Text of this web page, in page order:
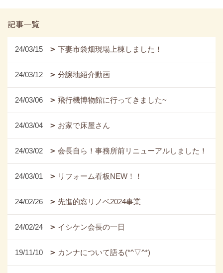
記事一覧
24/03/15 下妻市袋畑現場上棟しました！
24/03/12 分譲地紹介動画
24/03/06 飛行機博物館に行ってきました~
24/03/04 お家で床屋さん
24/03/02 会長自ら！事務所前リニューアルしました！
24/03/01 リフォーム看板NEW！！
24/02/26 先進的窓リノベ2024事業
24/02/24 イシケン会長の一日
19/11/10 カンナについて語る(*^▽^*)